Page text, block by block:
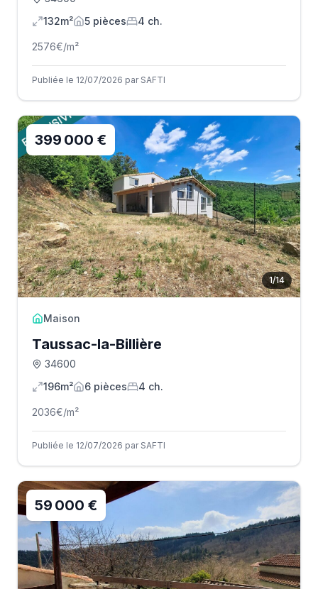
132m²
5 pièces 4 ch.
2576€/m²
Publiée le 12/07/2026 par SAFTI
1/14
399 000 €
Maison
Taussac-la-Billière
34600
196m²
6 pièces 4 ch.
2036€/m²
Publiée le 12/07/2026 par SAFTI
59 000 €